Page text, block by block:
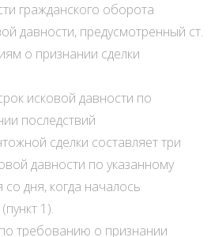
гражданского оборота
давности, предусмотренный ст.
о признании сделки
исковой давности по
последствий
сделки составляет три
давности по указанному
дня, когда началось
1).
требованию о признании